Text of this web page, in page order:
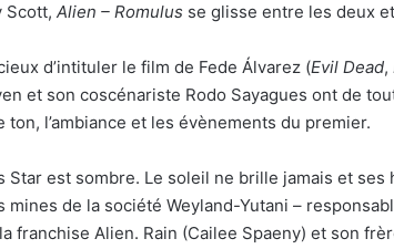
Scott, Alien – Romulus se glisse entre les deux
d’intituler le film de Fede Álvarez (Evil Dead,
et son coscénariste Rodo Sayagues ont de
l’ambiance et les évènements du premier.
Star est sombre. Le soleil ne brille jamais et ses
mines de la société Weyland-Yutani –
franchise Alien. Rain (Cailee Spaeny) et son